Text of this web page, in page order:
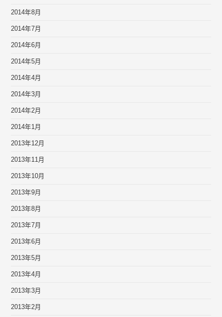
2014年8月
2014年7月
2014年6月
2014年5月
2014年4月
2014年3月
2014年2月
2014年1月
2013年12月
2013年11月
2013年10月
2013年9月
2013年8月
2013年7月
2013年6月
2013年5月
2013年4月
2013年3月
2013年2月